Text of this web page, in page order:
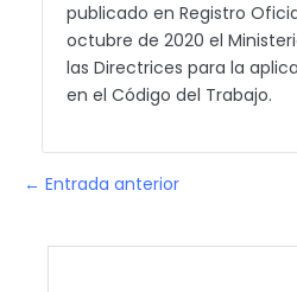
publicado en Registro
octubre de 2020 el
las Directrices para la
en el Código del Trabajo.
← Entrada anterior